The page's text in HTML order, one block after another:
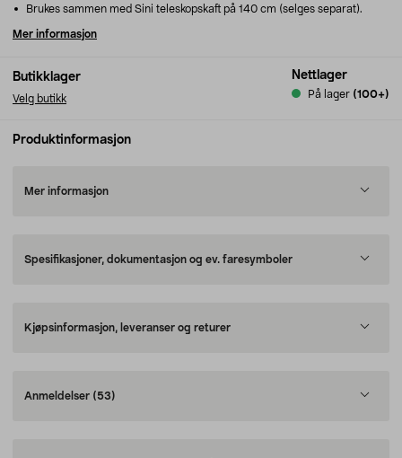
Butikklager
Velg butikk
Nettlager
På lager (100+)
Brukes sammen med Sini teleskopskaft på 140 cm (selges separat).
Mer informasjon
Produktinformasjon
Mer informasjon
Spesifikasjoner, dokumentasjon og ev. faresymboler
Kjøpsinformasjon, leveranser og returer
Anmeldelser (53)